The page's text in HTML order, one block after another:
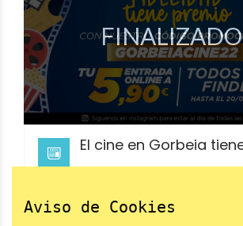
FINALIZADO
El cine en Gorbeia
Aviso de Cookies